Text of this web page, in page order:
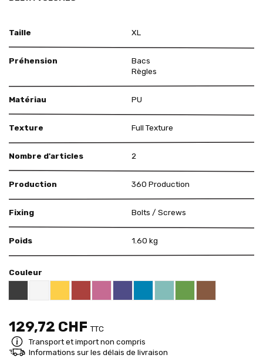
Taille XL
Préhension
Bacs
Règles
Matériau PU
Texture Full Texture
Nombre d'articles 2
Production 360 Production
Fixing Bolts / Screws
Poids 1.60 kg
Couleur
Black RAL 9005
WhiteYellow RAL 1018
Red RAL 3000
Pink RAL 4003
US Purple S4050 - R60B/M
Blue RAL 5015
Mint RAL 6027Brown RAL
129,72 CHF TTC
Transport et import non compris
Informations sur les délais de livraison